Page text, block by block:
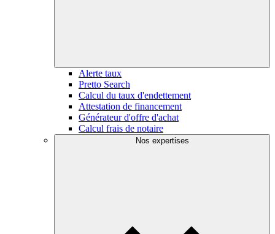
Alerte taux
Pretto Search
Calcul du taux d'endettement
Attestation de financement
Générateur d'offre d'achat
Calcul frais de notaire
Nos expertises